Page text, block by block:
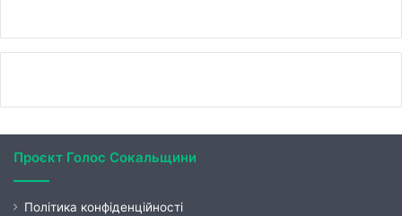
Проєкт Голос Сокальщини
Політика конфіденційності